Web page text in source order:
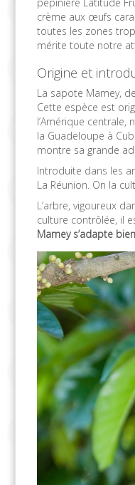
crème aux œufs
toutes les zones
mérite toute notre
Origine et
La sapote Mamey, de
Cette espèce est
l’Amérique
la Guadeloupe à
montre sa grande
Introduite dans les
La Réunion. On la
L’arbre, vigoureux
culture contrôlée, il
Mamey s’adapte